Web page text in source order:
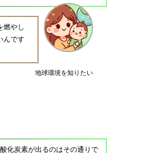
地球環境を知りたい
燃やし
んです
化炭素が出るのはその通りで